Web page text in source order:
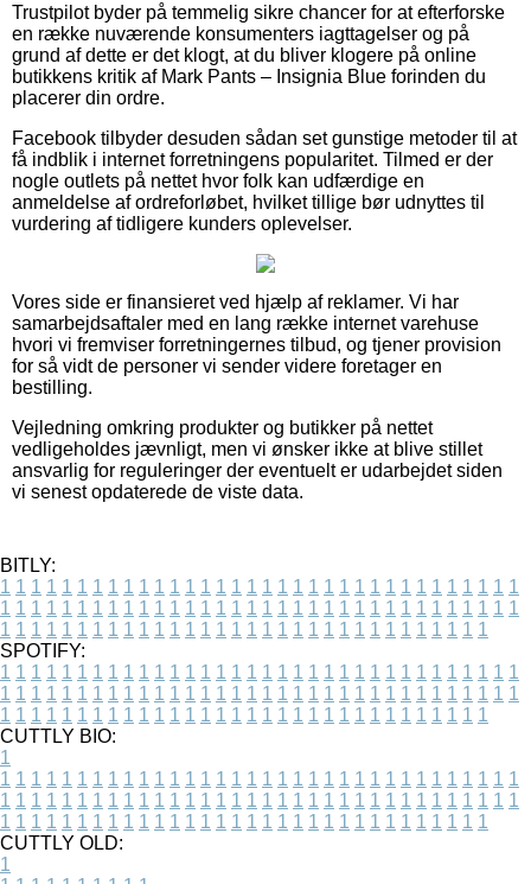
Trustpilot byder på temmelig sikre chancer for at efterforske
en række nuværende konsumenters iagttagelser og på
grund af dette er det klogt, at du bliver klogere på online
butikkens kritik af Mark Pants – Insignia Blue forinden du
placerer din ordre.
Facebook tilbyder desuden sådan set gunstige metoder til at
få indblik i internet forretningens popularitet. Tilmed er der
nogle outlets på nettet hvor folk kan udfærdige en
anmeldelse af ordreforløbet, hvilket tillige bør udnyttes til
vurdering af tidligere kunders oplevelser.
Vores side er finansieret ved hjælp af reklamer. Vi har
samarbejdsaftaler med en lang række internet varehuse
hvori vi fremviser forretningernes tilbud, og tjener provision
for så vidt de personer vi sender videre foretager en
bestilling.
Vejledning omkring produkter og butikker på nettet
vedligeholdes jævnligt, men vi ønsker ikke at blive stillet
ansvarlig for reguleringer der eventuelt er udarbejdet siden
vi senest opdaterede de viste data.
BITLY:
1 1 1 1 1 1 1 1 1 1 1 1 1 1 1 1 1 1 1 1 1 1 1 1 1 1 1 1 1 1 1 1 1 1
1 1 1 1 1 1 1 1 1 1 1 1 1 1 1 1 1 1 1 1 1 1 1 1 1 1 1 1 1 1 1 1 1 1
1 1 1 1 1 1 1 1 1 1 1 1 1 1 1 1 1 1 1 1 1 1 1 1 1 1 1 1 1 1 1 1
SPOTIFY:
1 1 1 1 1 1 1 1 1 1 1 1 1 1 1 1 1 1 1 1 1 1 1 1 1 1 1 1 1 1 1 1 1 1
1 1 1 1 1 1 1 1 1 1 1 1 1 1 1 1 1 1 1 1 1 1 1 1 1 1 1 1 1 1 1 1 1 1
1 1 1 1 1 1 1 1 1 1 1 1 1 1 1 1 1 1 1 1 1 1 1 1 1 1 1 1 1 1 1 1
CUTTLY BIO:
1
1 1 1 1 1 1 1 1 1 1 1 1 1 1 1 1 1 1 1 1 1 1 1 1 1 1 1 1 1 1 1 1 1 1
1 1 1 1 1 1 1 1 1 1 1 1 1 1 1 1 1 1 1 1 1 1 1 1 1 1 1 1 1 1 1 1 1 1
1 1 1 1 1 1 1 1 1 1 1 1 1 1 1 1 1 1 1 1 1 1 1 1 1 1 1 1 1 1 1 1
CUTTLY OLD:
1